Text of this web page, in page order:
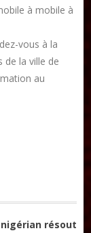
à mobile à
vous à la
de la ville de
au
nigérian résout